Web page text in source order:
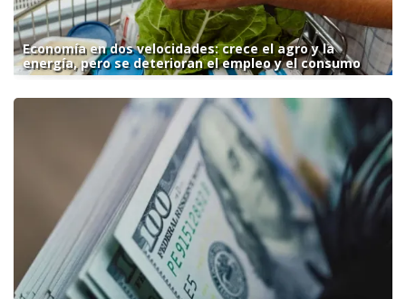
Economía en dos velocidades: crece el agro y la
energía, pero se deterioran el empleo y el consumo